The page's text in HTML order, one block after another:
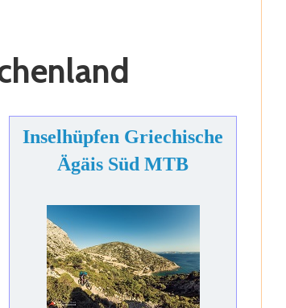
Inselhüpfen Griechische
Ägäis Süd MTB